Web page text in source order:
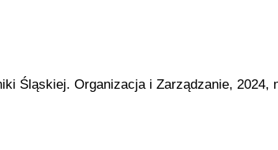
Śląskiej. Organizacja i Zarządzanie, 2024,